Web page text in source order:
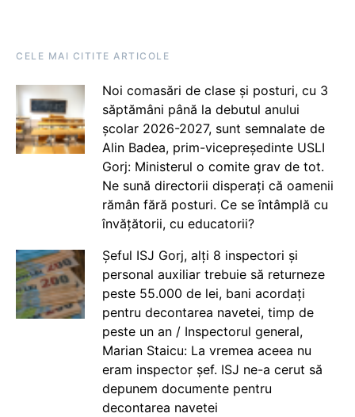
CELE MAI CITITE ARTICOLE
Noi comasări de clase și posturi, cu 3
săptămâni până la debutul anului
școlar 2026-2027, sunt semnalate de
Alin Badea, prim-vicepreședinte USLI
Gorj: Ministerul o comite grav de tot.
Ne sună directorii disperați că oamenii
rămân fără posturi. Ce se întâmplă cu
învățătorii, cu educatorii?
Șeful ISJ Gorj, alți 8 inspectori și
personal auxiliar trebuie să returneze
peste 55.000 de lei, bani acordați
pentru decontarea navetei, timp de
peste un an / Inspectorul general,
Marian Staicu: La vremea aceea nu
eram inspector șef. ISJ ne-a cerut să
depunem documente pentru
decontarea navetei